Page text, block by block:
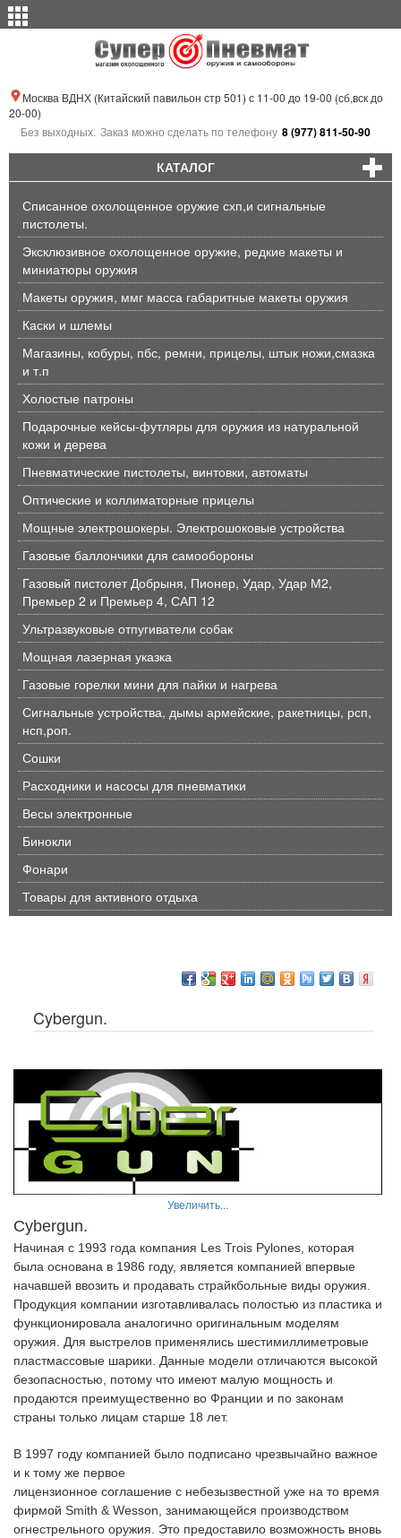
Москва ВДНХ (Китайский павильон стр 501) с 11-00 до 19-00 (сб,вск до
20-00)
Без выходных. Заказ можно сделать по телефону 8 (977) 811-50-90
КАТАЛОГ
Списанное охолощенное оружие схп,и сигнальные
пистолеты.
Эксклюзивное охолощенное оружие, редкие макеты и
миниатюры оружия
Макеты оружия, ммг масса габаритные макеты оружия
Каски и шлемы
Магазины, кобуры, пбс, ремни, прицелы, штык ножи,смазка
и т.п
Холостые патроны
Подарочные кейсы-футляры для оружия из натуральной
кожи и дерева
Пневматические пистолеты, винтовки, автоматы
Оптические и коллиматорные прицелы
Мощные электрошокеры. Электрошоковые устройства
Газовые баллончики для самообороны
Газовый пистолет Добрыня, Пионер, Удар, Удар М2,
Премьер 2 и Премьер 4, САП 12
Ультразвуковые отпугиватели собак
Мощная лазерная указка
Газовые горелки мини для пайки и нагрева
Сигнальные устройства, дымы армейские, ракетницы, рсп,
нсп,роп.
Сошки
Расходники и насосы для пневматики
Весы электронные
Бинокли
Фонари
Товары для активного отдыха
Cybergun.
Увеличить...
Cybergun.
Начиная с 1993 года компания Les Trois Pylones, которая
была основана в 1986 году, является компанией впервые
начавшей ввозить и продавать страйкбольные виды оружия.
Продукция компании изготавливалась полостью из пластика и
функционировала аналогично оригинальным моделям
оружия. Для выстрелов применялись шестимиллиметровые
пластмассовые шарики. Данные модели отличаются высокой
безопасностью, потому что имеют малую мощность и
продаются преимущественно во Франции и по законам
страны только лицам старше 18 лет.
В 1997 году компанией было подписано чрезвычайно важное
и к тому же первое
лицензионное соглашение с небезызвестной уже на то время
фирмой Smith & Wesson, занимающейся производством
огнестрельного оружия. Это предоставило возможность вновь